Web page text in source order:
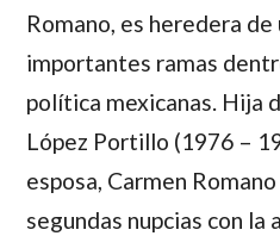
Romano, es heredera
importantes ramas
política mexicanas. Hija
López Portillo (1976 –
esposa, Carmen
segundas nupcias con la